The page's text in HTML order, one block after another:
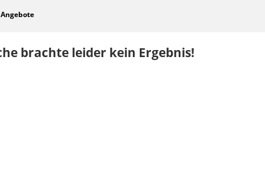
Angebote
brachte leider kein Ergebnis!